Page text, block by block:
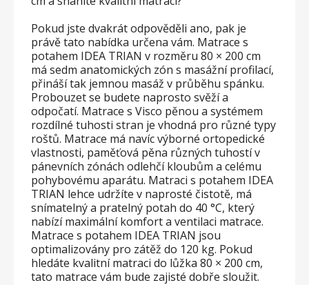
Pokud jste dvakrát odpověděli ano, pak je
právě tato nabídka určena vám. Matrace s
potahem IDEA TRIAN v rozměru 80 × 200 cm
má sedm anatomických zón s masážní profilací,
přináší tak jemnou masáž v průběhu spánku.
Probouzet se budete naprosto svěží a
odpočatí. Matrace s Visco pěnou a systémem
rozdílné tuhosti stran je vhodná pro různé typy
roštů. Matrace má navíc výborné ortopedické
vlastnosti, paměťová pěna různých tuhostí v
pánevních zónách odlehčí kloubům a celému
pohybovému aparátu. Matraci s potahem IDEA
TRIAN lehce udržíte v naprosté čistotě, má
snímatelný a pratelný potah do 40 °C, který
nabízí maximální komfort a ventilaci matrace.
Matrace s potahem IDEA TRIAN jsou
optimalizovány pro zátěž do 120 kg. Pokud
hledáte kvalitní matraci do lůžka 80 × 200 cm,
tato matrace vám bude zajisté dobře sloužit.